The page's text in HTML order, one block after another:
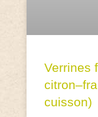
Verrines
cuisson)